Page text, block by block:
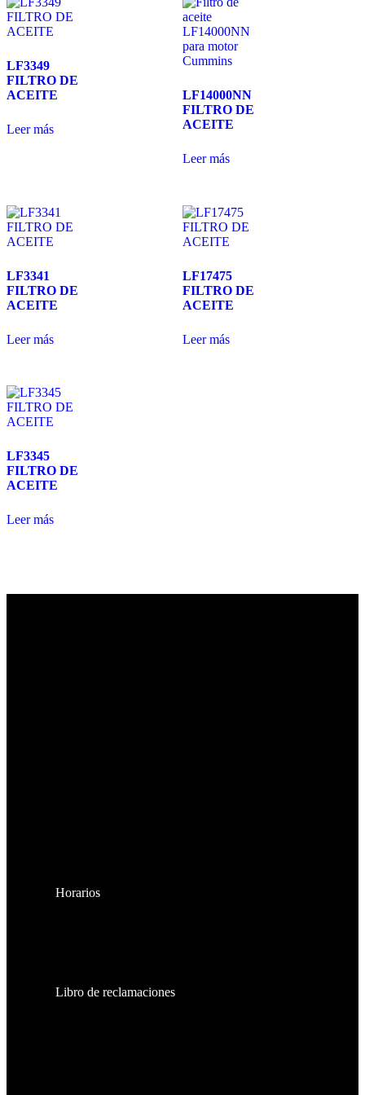
LF3349
FILTRO DE
ACEITE
Leer más
LF14000NN
FILTRO DE
ACEITE
Leer más
LF3341
FILTRO DE
ACEITE
Leer más
LF17475
FILTRO DE
ACEITE
Leer más
LF3345
FILTRO DE
ACEITE
Leer más
Horarios
Libro de reclamaciones